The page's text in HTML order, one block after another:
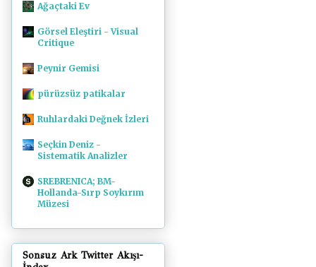
Ağaçtaki Ev
Görsel Eleştiri - Visual
Critique
Peynir Gemisi
pürüzsüz patikalar
Ruhlardaki Değnek İzleri
Seçkin Deniz -
Sistematik Analizler
SREBRENICA; BM-
Hollanda-Sırp Soykırım
Müzesi
Sonsuz Ark Twitter Akışı-